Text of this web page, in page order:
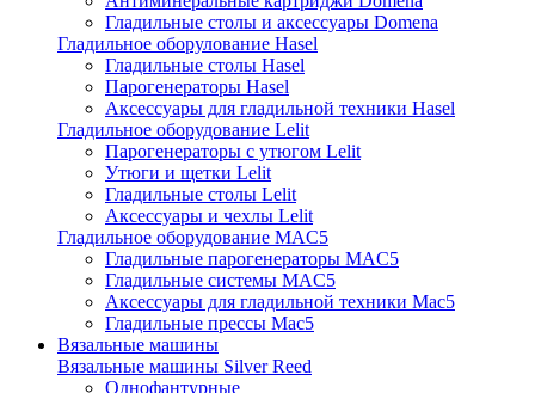
Гладильные столы и аксессуары Domena
Гладильное оборулование Hasel
Гладильные столы Hasel
Парогенераторы Hasel
Аксессуары для гладильной техники Hasel
Гладильное оборудование Lelit
Парогенераторы с утюгом Lelit
Утюги и щетки Lelit
Гладильные столы Lelit
Аксессуары и чехлы Lelit
Гладильное оборудование MAC5
Гладильные парогенераторы MAC5
Гладильные системы MAC5
Аксессуары для гладильной техники Mac5
Гладильные прессы Mac5
Вязальные машины
Вязальные машины Silver Reed
Однофантурные